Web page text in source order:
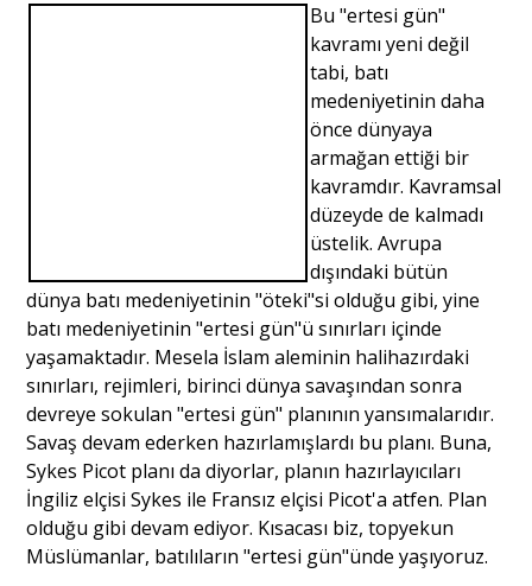
Eğitim
Dosya Haber
Ankara Analiz
Sağlık
Bu "ertesi gün"
kavramı yeni değil
tabi, batı
medeniyetinin daha
önce dünyaya
armağan ettiği bir
kavramdır. Kavramsal
düzeyde de kalmadı
üstelik. Avrupa
dışındaki bütün
dünya batı medeniyetinin "öteki"si olduğu gibi, yine
batı medeniyetinin "ertesi gün"ü sınırları içinde
yaşamaktadır. Mesela İslam aleminin halihazırdaki
sınırları, rejimleri, birinci dünya savaşından sonra
devreye sokulan "ertesi gün" planının yansımalarıdır.
Savaş devam ederken hazırlamışlardı bu planı. Buna,
Sykes Picot planı da diyorlar, planın hazırlayıcıları
İngiliz elçisi Sykes ile Fransız elçisi Picot'a atfen. Plan
olduğu gibi devam ediyor. Kısacası biz, topyekun
Müslümanlar, batılıların "ertesi gün"ünde yaşıyoruz.